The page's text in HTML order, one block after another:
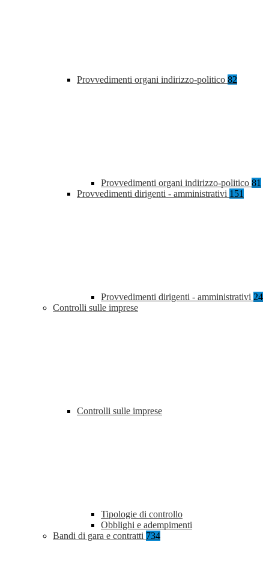
Provvedimenti organi indirizzo-politico 82
Provvedimenti organi indirizzo-politico 81
Provvedimenti dirigenti - amministrativi 151
Provvedimenti dirigenti - amministrativi 24
Controlli sulle imprese
Controlli sulle imprese
Tipologie di controllo
Obblighi e adempimenti
Bandi di gara e contratti 734